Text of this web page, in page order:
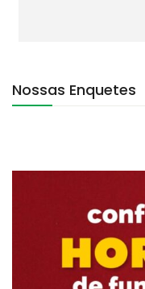
Nossas Enquetes